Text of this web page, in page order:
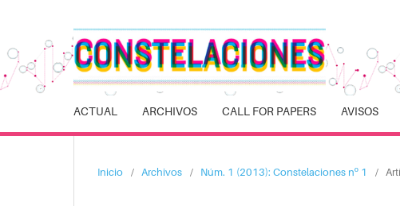
ACTUAL ARCHIVOS CALL FOR PAPERS AVISOS
Inicio / Archivos / Núm. 1 (2013): Constelaciones nº 1 /